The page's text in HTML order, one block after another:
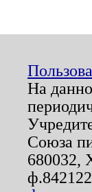
На
Союза
680032,